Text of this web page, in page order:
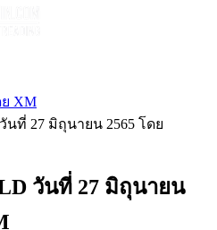
ย XM
นที่ 27 มิถุนายน 2565 โดย
วันที่ 27 มิถุนายน